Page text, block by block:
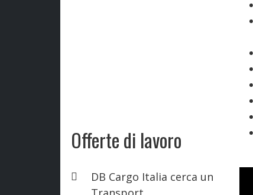
Offerte di lavoro
DB Cargo Italia cerca un